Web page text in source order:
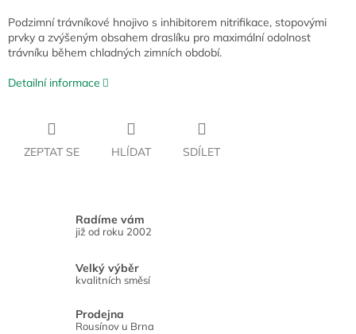
Podzimní trávníkové hnojivo s inhibitorem nitrifikace, stopovými
prvky a zvýšeným obsahem draslíku pro maximální odolnost
trávníku během chladných zimních období.
Detailní informace
ZEPTAT SE HLÍDAT SDÍLET
Radíme vám
již od roku 2002
Velký výběr
kvalitních směsí
Prodejna
Rousínov u Brna